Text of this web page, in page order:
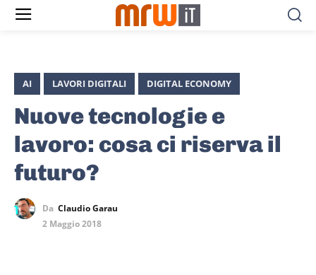
AI LAVORI DIGITALI DIGITAL ECONOMY
Nuove tecnologie e
lavoro: cosa ci riserva il
futuro?
Da Claudio Garau
2 Maggio 2018